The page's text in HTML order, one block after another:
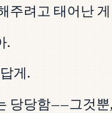
주려고 태어난
.
게.
당당함——그것뿐